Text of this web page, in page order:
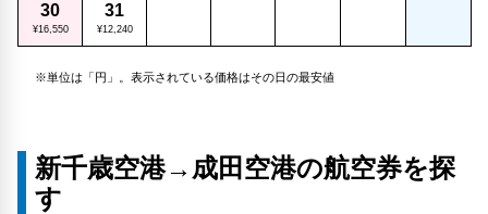
30
¥16,550
31
¥12,240
※単位は「円」。表示されている価格はその日の最安値
新千歳空港→成田空港の航空券を探
す